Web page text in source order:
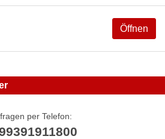
Öffnen
per Telefon: